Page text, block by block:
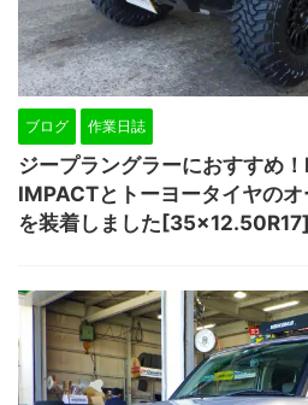
ブログ 作業日誌
ジープラングラーにおすすめ
IMPACTとトーヨータイヤの
を装着しました[35×12.50R17]